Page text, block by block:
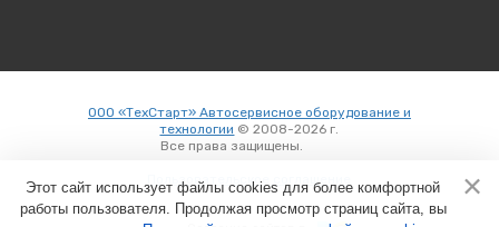
ООО «ТехСтарт» Автосервисное оборудование и
технологии © 2008-2026 г.
Все права защищены.
Пользовательское соглашение
Этот сайт использует файлы cookies для более комфортной
работы пользователя. Продолжая просмотр страниц сайта, вы